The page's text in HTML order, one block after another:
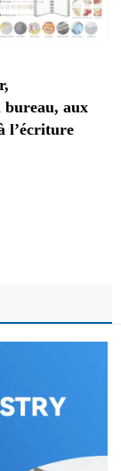
bureau, aux
l’écriture